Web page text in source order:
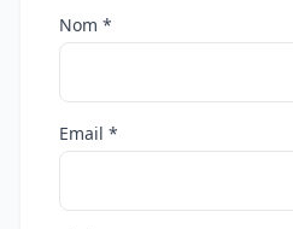
Nom *
Email *